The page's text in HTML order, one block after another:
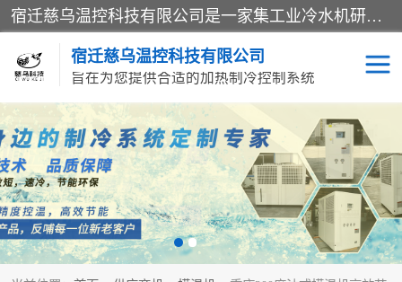
宿迁慈乌温控科技有限公司是一家集工业冷水机研发、制造、营销、服务于一体的技术生产型企业，经营范围包括：冷水机、螺杆式冷水机组、工业冷水机、水冷式冷水机、风冷式冷水机组、风冷螺杆式冷冻机组、冷冻机、注塑专用冷水机、混泥土专用冷水机、低温防爆冷水机组等。专业温控设备供应商 模温机/冷水机/导热油炉定制服务等
宿迁慈乌温控科技有限公司
旨在为您提供合适的加热制冷控制系统
冷水机 模温机
导热油加热器